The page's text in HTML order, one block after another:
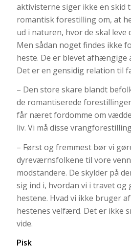
aktivisterne siger ikke en skid
romantisk forestilling om, at
ud i naturen, hvor de skal leve
Men sådan noget findes ikke
heste. De er blevet afhængige
Det er en gensidig relation til
– Den store skare blandt
de romantiserede
får næret fordomme om
liv. Vi må disse
– Først og fremmest bør vi
dyreværnsfolkene til vore
modstandere. De skylder på
sig ind i, hvordan vi i travet og
hestene. Hvad vi ikke bruger
hestenes velfærd. Det er ikke
vide.
Pisk